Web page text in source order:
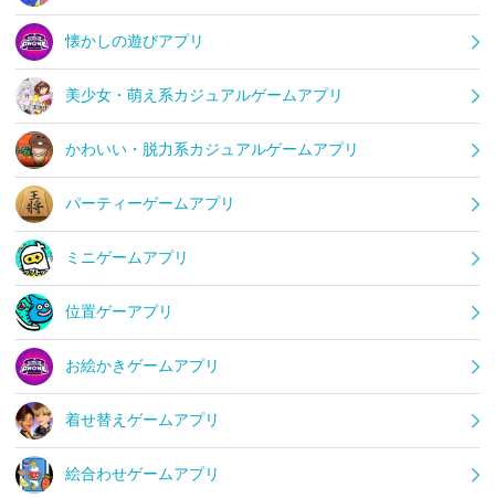
懐かしの遊びアプリ
美少女・萌え系カジュアルゲームアプリ
かわいい・脱力系カジュアルゲームアプリ
パーティーゲームアプリ
ミニゲームアプリ
位置ゲーアプリ
お絵かきゲームアプリ
着せ替えゲームアプリ
絵合わせゲームアプリ